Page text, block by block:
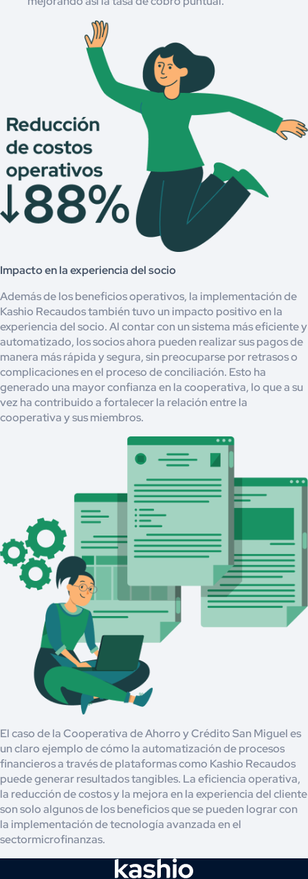
Impacto en la experiencia del socio
Además de los beneficios operativos, la implementación de
Kashio Recaudos también tuvo un impacto positivo en la
experiencia del socio. Al contar con un sistema más eficiente y
automatizado, los socios ahora pueden realizar sus pagos de
manera más rápida y segura, sin preocuparse por retrasos o
complicaciones en el proceso de conciliación. Esto ha
generado una mayor confianza en la cooperativa, lo que a su
vez ha contribuido a fortalecer la relación entre la
cooperativa y sus miembros.
El caso de la Cooperativa de Ahorro y Crédito San Miguel es
un claro ejemplo de cómo la automatización de procesos
financieros a través de plataformas como Kashio Recaudos
puede generar resultados tangibles. La eficiencia operativa,
la reducción de costos y la mejora en la experiencia del cliente
son solo algunos de los beneficios que se pueden lograr con
la implementación de tecnología avanzada en el
sectormicrofinanzas.